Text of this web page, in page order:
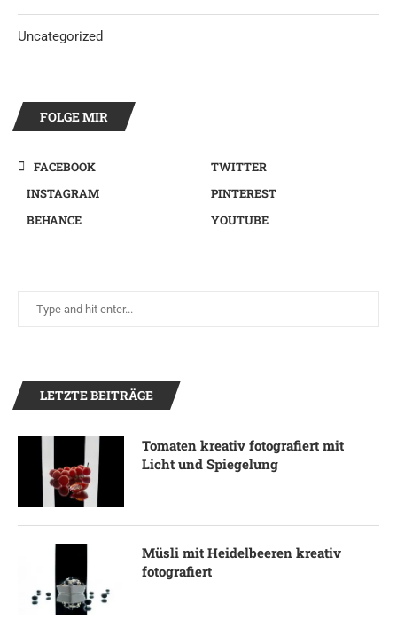
Uncategorized
FOLGE MIR
FACEBOOK
TWITTER
INSTAGRAM
PINTEREST
BEHANCE
YOUTUBE
LETZTE BEITRÄGE
Tomaten kreativ fotografiert mit
Licht und Spiegelung
Müsli mit Heidelbeeren kreativ
fotografiert